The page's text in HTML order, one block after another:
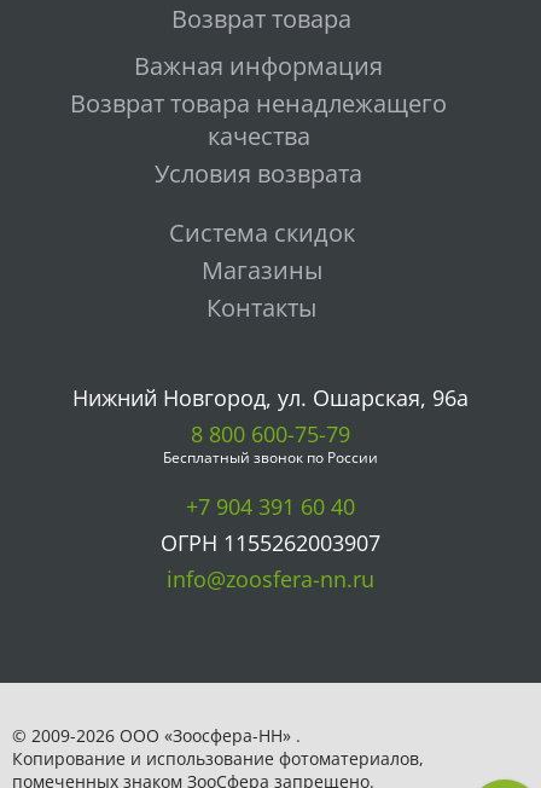
Возврат товара
Важная информация
Возврат товара ненадлежащего
качества
Условия возврата
Система скидок
Магазины
Контакты
Нижний Новгород, ул. Ошарская, 96а
8 800 600-75-79
Бесплатный звонок по России
+7 904 391 60 40
ОГРН 1155262003907
info@zoosfera-nn.ru
© 2009-2026 ООО «Зоосфера-НН» .
Копирование и использование фотоматериалов,
помеченных знаком ЗooСфера запрещено.